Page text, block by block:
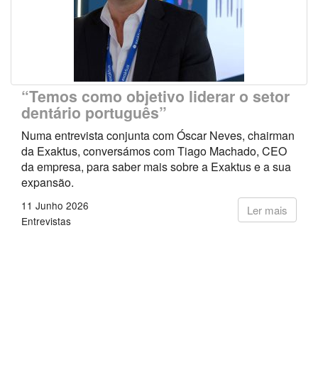
“Temos como objetivo liderar o setor
dentário português”
Numa entrevista conjunta com Óscar Neves, chairman
da Exaktus, conversámos com Tiago Machado, CEO
da empresa, para saber mais sobre a Exaktus e a sua
expansão.
Ler mais
11 Junho 2026
Entrevistas